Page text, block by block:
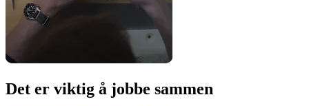
Det er viktig å jobbe sammen